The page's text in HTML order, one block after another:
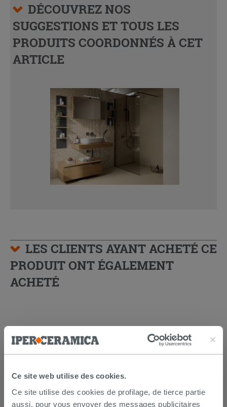
Ce site web utilise des cookies.
Ce site utilise des cookies de profilage, de tierce partie
aussi, pour vous envoyer des messages publicitaires
DÉCOUVREZ NOS
SUGGESTIONS ET TOUS LES
PRODUITS COORDONNÉS À CET
ARTICLE
LES CLIENTS AYANT ACHETÉ CE
PRODUIT ONT ÉGALEMENT
ACHETÉ